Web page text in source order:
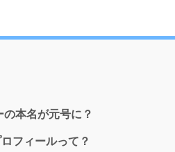
の本名が元号に？
フィールって？